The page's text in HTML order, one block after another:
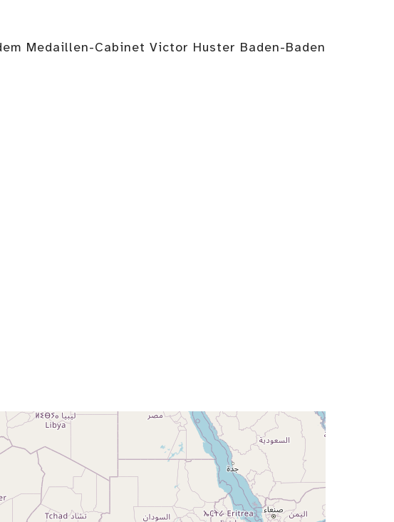
Medaillen-Cabinet Victor Huster Baden-Baden